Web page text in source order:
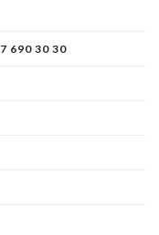
690 30 30